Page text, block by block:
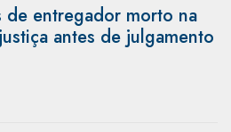
de entregador morto na
antes de julgamento